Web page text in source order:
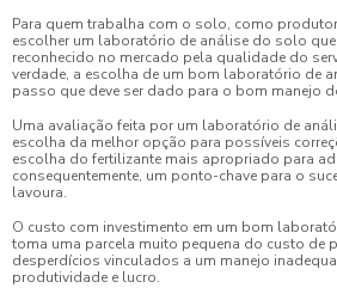
Para quem trabalha com o solo, como
escolher um laboratório de análise do solo
reconhecido no mercado pela qualidade do
verdade, a escolha de um bom laboratório de
passo que deve ser dado para o bom manejo
Uma avaliação feita por um laboratório de
escolha da melhor opção para possíveis
escolha do fertilizante mais apropriado para
consequentemente, um ponto-chave para o
lavoura.
O custo com investimento em um bom
toma uma parcela muito pequena do custo de
desperdícios vinculados a um manejo
produtividade e lucro.